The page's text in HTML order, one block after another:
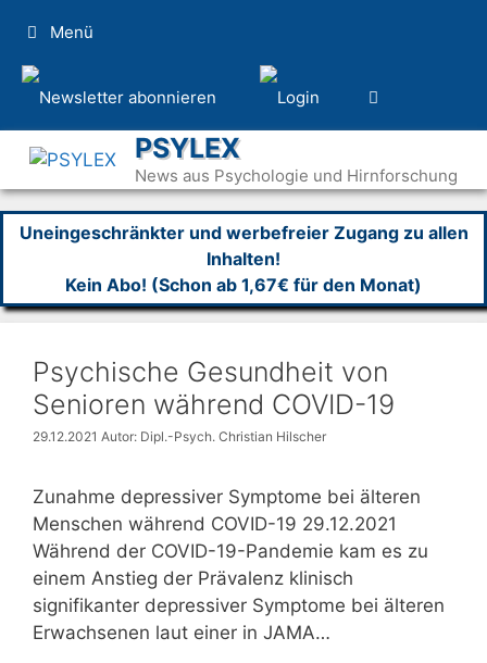
Inhalt
springen
Menü
PSYLEX
News aus Psychologie und Hirnforschung
Uneingeschränkter und werbefreier Zugang zu allen
Inhalten!
Kein Abo! (Schon ab 1,67€ für den Monat)
Psychische Gesundheit von
Senioren während COVID-19
29.12.2021 Autor: Dipl.-Psych. Christian Hilscher
Zunahme depressiver Symptome bei älteren
Menschen während COVID-19 29.12.2021
Während der COVID-19-Pandemie kam es zu
einem Anstieg der Prävalenz klinisch
signifikanter depressiver Symptome bei älteren
Erwachsenen laut einer in JAMA…